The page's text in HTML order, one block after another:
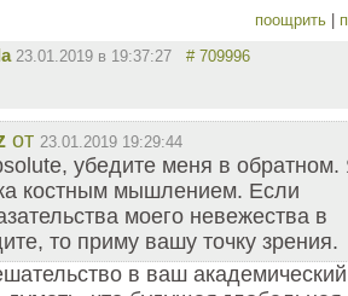
поощрить
23.01.2019 в 19:37:27 # 709996
от 23.01.2019 19:29:44
убедите меня в обратном.
костным мышлением. Если
моего невежества в
то приму вашу точку зрения.
в ваш академический